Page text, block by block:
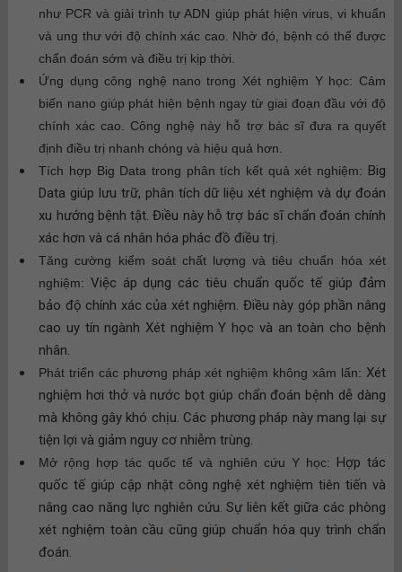
như PCR và giải trình tự ADN giúp phát hiện virus, vi khuẩn
và ung thư với độ chính xác cao. Nhờ đó, bệnh có thể được
chẩn đoán sớm và điều trị kịp thời.
Ứng dụng công nghệ nano trong Xét nghiệm Y học: Cảm
biến nano giúp phát hiện bệnh ngay từ giai đoạn đầu với độ
chính xác cao. Công nghệ này hỗ trợ bác sĩ đưa ra quyết
định điều trị nhanh chóng và hiệu quả hơn.
Tích hợp Big Data trong phân tích kết quả xét nghiệm: Big
Data giúp lưu trữ, phân tích dữ liệu xét nghiệm và dự đoán
xu hướng bệnh tật. Điều này hỗ trợ bác sĩ chẩn đoán chính
xác hơn và cá nhân hóa phác đồ điều trị.
Tăng cường kiểm soát chất lượng và tiêu chuẩn hóa xét
nghiệm: Việc áp dụng các tiêu chuẩn quốc tế giúp đảm
bảo độ chính xác của xét nghiệm. Điều này góp phần nâng
cao uy tín ngành Xét nghiệm Y học và an toàn cho bệnh
nhân.
Phát triển các phương pháp xét nghiệm không xâm lấn: Xét
nghiệm hơi thở và nước bọt giúp chẩn đoán bệnh dễ dàng
mà không gây khó chịu. Các phương pháp này mang lại sự
tiện lợi và giảm nguy cơ nhiễm trùng.
Mở rộng hợp tác quốc tế và nghiên cứu Y học:
Hợp tác
quốc tế giúp cập nhật công nghệ xét nghiệm tiên tiến và
nâng cao năng lực nghiên cứu. Sự liên kết giữa các phòng
xét nghiệm toàn cầu cũng giúp chuẩn hóa quy trình chẩn
đoán.